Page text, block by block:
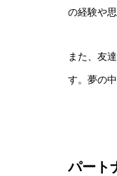
の経験や
また、友
す。夢の
パート